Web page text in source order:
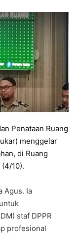
Penataan Ruang
menggelar
di Ruang
10).
Agus. Ia
staf DPPR
profesional